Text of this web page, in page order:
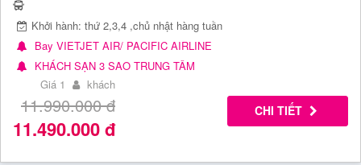
Khởi hành: thứ 2,3,4 ,chủ nhật hàng tuần
Bay VIETJET AIR/ PACIFIC AIRLINE
KHÁCH SẠN 3 SAO TRUNG TÂM
Giá 1
khách
11.990.000đ
11.490.000đ
CHI TIẾT